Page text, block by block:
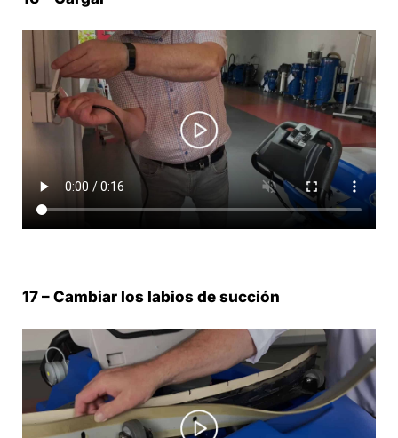
17 – Cambiar los labios de succión